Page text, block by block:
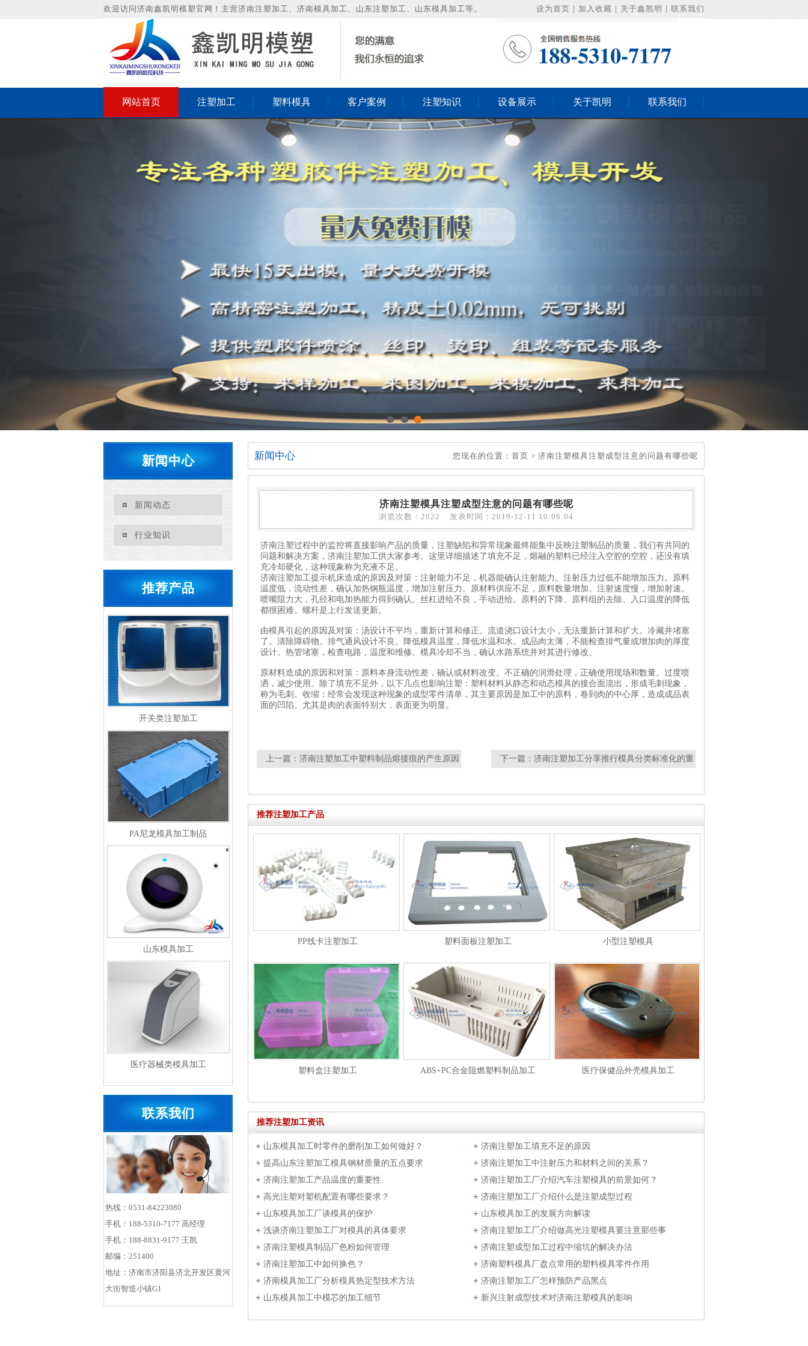
设为首页 加入收藏 关于鑫凯明 联系我们
欢迎访问济南鑫凯明模塑官网！主营济南注塑加工、济南模具加工、山东注塑加工、山东模具加工等。
网站首页 注塑加工 塑料模具 客户案例 注塑知识 设备展示 关于凯明 联系我们
1 2 3
新闻中心
新闻动态
行业知识
推荐产品
开关类注塑加工
PA尼龙模具加工制品
山东模具加工
医疗器械类模具加工
联系我们
热线：0531-84223080
手机：188-5310-7177 高经理
手机：188-8831-9177 王凯
邮编：251400
地址：济南市济阳县济北开发区黄河
大街智造小镇G1
您现在的位置： 首页 > 济南注塑模具注塑成型注意的问题有哪些呢
新闻中心
济南注塑模具注塑成型注意的问题有哪些呢
浏览次数：2022 发表时间：2019-12-11 10:06:04
济南注塑过程中的监控将直接影响产品的质量，注塑缺陷和异常现象最终能集中反映注塑制品的质量，我们有共同的
问题和解决方案，济南注塑加工供大家参考。这里详细描述了填充不足，熔融的塑料已经注入空腔的空腔，还没有填
充冷却硬化，这种现象称为充液不足。
济南注塑加工提示机床造成的原因及对策：注射能力不足，机器能确认注射能力。注射压力过低不能增加压力。原料
温度低，流动性差，确认加热钢瓶温度，增加注射压力。原材料供应不足，原料数量增加。注射速度慢，增加射速。
喷嘴阻力大，孔径和电加热能力得到确认。丝杠进给不良，手动进给。原料的下降、原料组的去除、入口温度的降低
都很困难。螺杆是上行发送更新。
由模具引起的原因及对策：汤设计不平均，重新计算和修正。流道浇口设计太小，无法重新计算和扩大。冷藏井堵塞
了。清除障碍物。排气通风设计不良。降低模具温度，降低水温和水。成品肉太薄，不能检查排气量或增加肉的厚度
设计。热管堵塞，检查电路，温度和维修。模具冷却不当，确认水路系统并对其进行修改。
原材料造成的原因和对策：原料本身流动性差，确认或材料改变。不正确的润滑处理，正确使用现场和数量。过度喷
洒，减少使用。除了填充不足外，以下几点也影响注塑：塑料材料从静态和动态模具的接合面流出，形成毛刺现象，
称为毛刺。收缩：经常会发现这种现象的成型零件清单，其主要原因是加工中的原料，卷到肉的中心厚，造成成品表
面的凹陷。尤其是肉的表面特别大，表面更为明显。
上一篇： 济南注塑加工中塑料制品熔接痕的产生原因
下一篇： 济南注塑加工分享推行模具分类标准化的重
推荐注塑加工产品
PP线卡注塑加工 塑料面板注塑加工 小型注塑模具
塑料盒注塑加工 ABS+PC合金阻燃塑料制品加工 医疗保健品外壳模具加工
推荐注塑加工资讯
山东模具加工时零件的磨削加工如何做好？
济南注塑加工填充不足的原因
提高山东注塑加工模具钢材质量的五点要求
济南注塑加工中注射压力和材料之间的关系？
济南注塑加工产品温度的重要性
济南注塑加工厂介绍汽车注塑模具的前景如何？
高光注塑对塑机配置有哪些要求？
济南注塑加工厂介绍什么是注塑成型过程
山东模具加工厂谈模具的保护
山东模具加工的发展方向解读
浅谈济南注塑加工厂对模具的具体要求
济南注塑加工厂介绍做高光注塑模具要注意那些事
项？
济南注塑模具制品厂色粉如何管理
济南注塑成型加工过程中缩坑的解决办法
济南注塑加工中如何换色？
济南塑料模具厂盘点常用的塑料模具零件作用
济南模具加工厂分析模具热定型技术方法
济南注塑加工厂怎样预防产品黑点
山东模具加工中模芯的加工细节
新兴注射成型技术对济南注塑模具的影响